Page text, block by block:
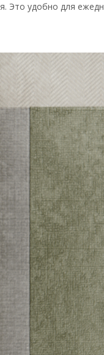
удобно для